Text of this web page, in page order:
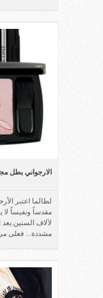
الارجواني بطل
لطالما اعتبر
مقدساً ونفيساً
لآلاف السنين.يعد
مشددة... فعلى مر